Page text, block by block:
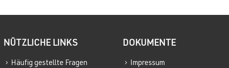
NÜTZLICHE LINKS
Häufig gestellte Fragen
DOKUMENTE
Impressum